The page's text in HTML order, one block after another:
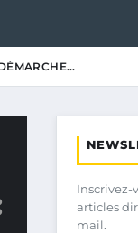
Inscrivez-
articles
mail.